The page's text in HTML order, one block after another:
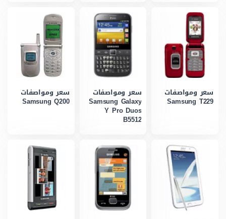
سعر ومواصفات
Samsung T229
سعر ومواصفات
Samsung Galaxy
Y Pro Duos
B5512
سعر ومواصفات
Samsung Q200